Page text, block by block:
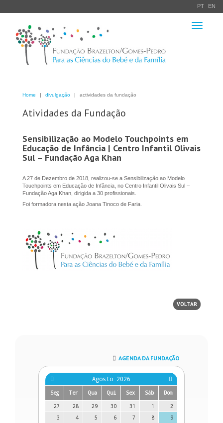
PT EN
Toggle
Home divulgação actividades da fundação
Atividades da Fundação
Sensibilização ao Modelo Touchpoints em
Educação de Infância | Centro Infantil Olivais
Sul – Fundação Aga Khan
A 27 de Dezembro de 2018, realizou-se a Sensibilização ao Modelo
Touchpoints em Educação de Infância, no Centro Infantil Olivais Sul –
Fundação Aga Khan, dirigida a 30 profissionais.
Foi formadora nesta ação Joana Tinoco de Faria.
VOLTAR
AGENDA DA FUNDAÇÃO
Agosto 2026
Seg Ter Qua Qui Sex Sáb
Dom
27
28 29 30 31 1
2
3
4 5 6 7 8
9